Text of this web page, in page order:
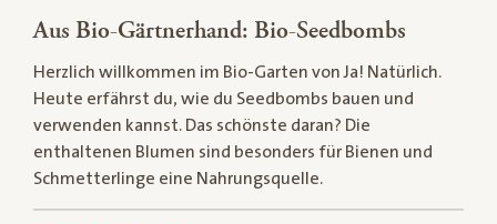
Aus Bio-Gärtnerhand: Bio-Seedbombs
Herzlich willkommen im Bio-Garten von Ja! Natürlich.
Heute erfährst du, wie du Seedbombs bauen und
verwenden kannst. Das schönste daran? Die
enthaltenen Blumen sind besonders für Bienen und
Schmetterlinge eine Nahrungsquelle.